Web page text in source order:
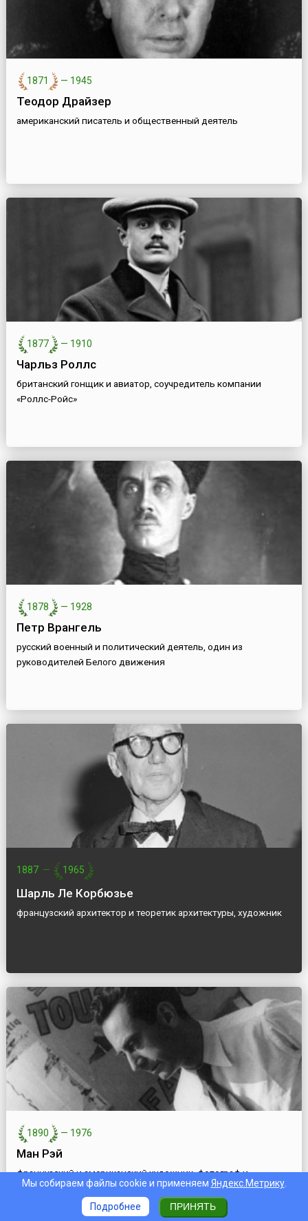
1871 — 1945
Теодор Драйзер
американский писатель и общественный деятель
1877 — 1910
Чарльз Роллс
британский гонщик и авиатор, соучредитель компании
«Роллс-Ройс»
1878 — 1928
Петр Врангель
русский военный и политический деятель, один из
руководителей Белого движения
1887 — 1965
Шарль Ле Корбюзье
французский архитектор и теоретик архитектуры, художник
1890 — 1976
Ман Рэй
французский и американский художник, фотограф и
кинорежиссер
Мы собираем файлы cookie и применяем Яндекс.Метрику.
Подробнее ПРИНЯТЬ